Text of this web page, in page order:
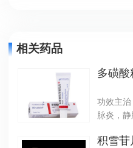
相关药品
多磺酸
功效主
脉炎，静
积雪苷